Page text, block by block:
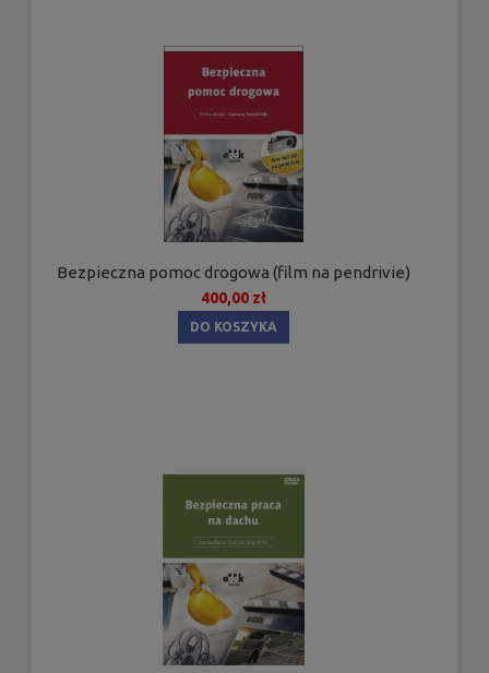
Bezpieczna pomoc drogowa (film na pendrivie)
400,00 zł
DO KOSZYKA